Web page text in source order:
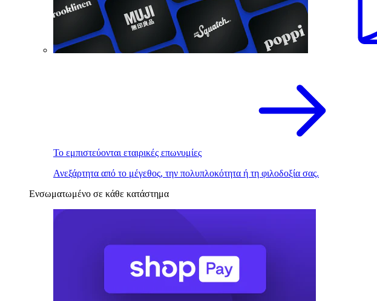
Το εμπιστεύονται εταιρικές επωνυμίες
Ανεξάρτητα από το μέγεθος, την πολυπλοκότητα ή τη φιλοδοξία σας.
Ενσωματωμένο σε κάθε κατάστημα